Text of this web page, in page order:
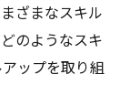
ざまなスキル
のようなスキ
ップを取り組